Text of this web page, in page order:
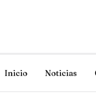
Inicio Noticias